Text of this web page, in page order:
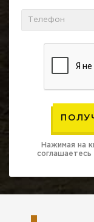
Нажимая на
соглашаетесь